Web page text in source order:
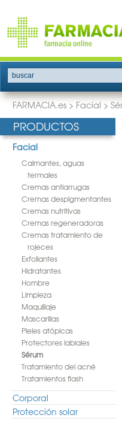
buscar
FARMACIA.es > Facial >
PRODUCTOS
Facial
Calmantes, aguas
termales
Cremas antiarrugas
Cremas despigmentantes
Cremas nutritivas
Cremas regeneradoras
Cremas tratamiento de
rojeces
Exfoliantes
Hidratantes
Hombre
Limpieza
Maquillaje
Mascarillas
Pieles atópicas
Protectores labiales
Sérum
Tratamiento del acné
Tratamientos flash
Corporal
Protección solar